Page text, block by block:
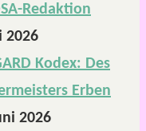
Redaktion
2026
Kodex: Des
Erben
2026